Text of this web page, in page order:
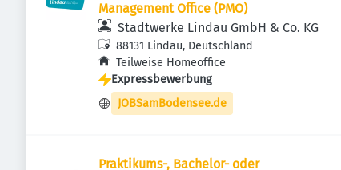
Management Office (PMO)
Stadtwerke Lindau GmbH & Co. KG
88131 Lindau, Deutschland
Teilweise Homeoffice
Expressbewerbung
JOBSamBodensee.de
Praktikums-, Bachelor- oder